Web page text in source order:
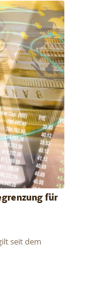
für
seit dem